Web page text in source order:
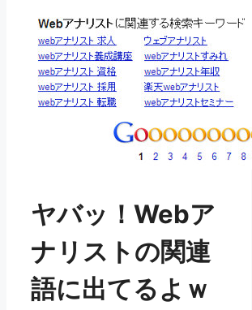
ヤバッ！Webア
ナリストの関連
語に出てるよｗ